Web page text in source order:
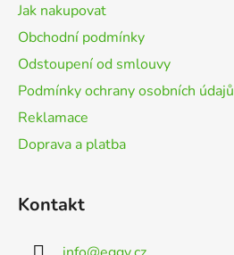
Jak nakupovat
Obchodní podmínky
Odstoupení od smlouvy
Podmínky ochrany osobních údajů
Reklamace
Doprava a platba
Kontakt